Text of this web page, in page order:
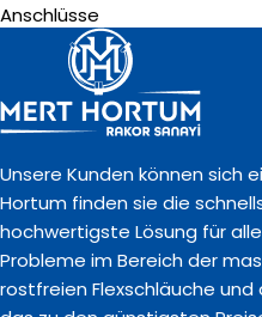
Anschlüsse
Unsere Kunden können sich
Hortum finden sie die
hochwertigste Lösung für
Probleme im Bereich der
rostfreien Flexschläuche